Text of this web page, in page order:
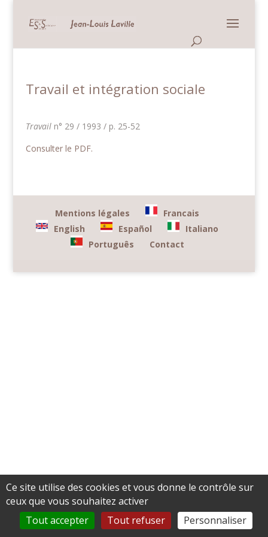
Travail et intégration sociale
Travailn° 29 / 1993 / p. 25-52
Consulter le PDF.
Mentions légales
Francais
English
Español
Italiano
Português
Contact
Ce site utilise des cookies et vous donne le contrôle sur
ceux que vous souhaitez activer
Tout accepter
Tout refuser Personnaliser